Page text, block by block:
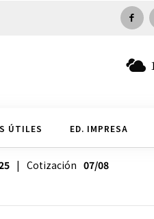
ÚTILES ED. IMPRESA
| Cotización 07/08